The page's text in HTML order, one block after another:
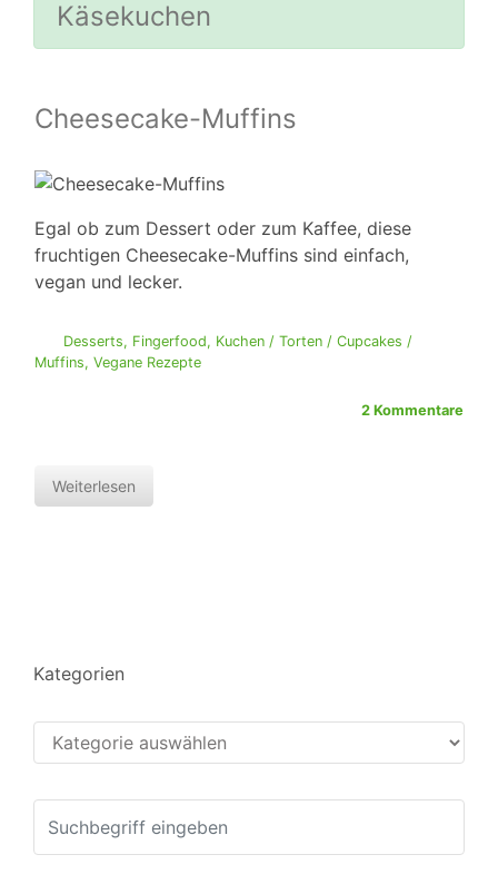
Käsekuchen
Cheesecake-Muffins
Egal ob zum Dessert oder zum Kaffee, diese
fruchtigen Cheesecake-Muffins sind einfach,
vegan und lecker.
Desserts, Fingerfood, Kuchen / Torten / Cupcakes /
Muffins, Vegane Rezepte
2 Kommentare
Weiterlesen
Kategorien
Kategorien